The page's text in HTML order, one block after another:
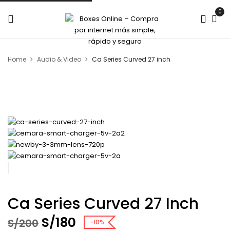
0
Home Audio & Video Ca Series Curved 27 inch
Ca Series Curved 27 Inch
S/200 S/180 -10%